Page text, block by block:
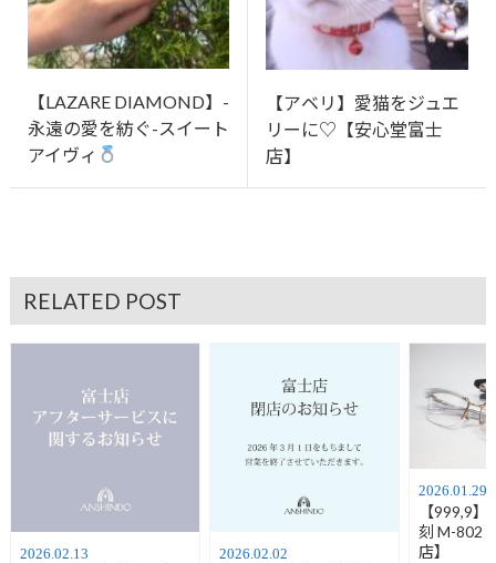
【LAZARE DIAMOND】-
永遠の愛を紡ぐ-スイート
アイヴィ
【アベリ】愛猫をジュエ
リーに♡【安心堂富士
店】
RELATED POST
2026.02.13 2026.02.02
2026.01.29
【999,9
刻 M-802
店】